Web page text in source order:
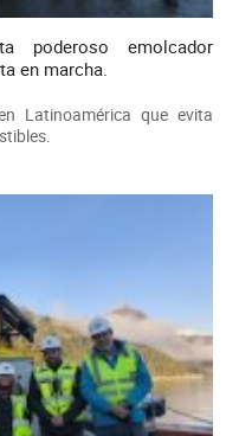
poderoso emolcador
en marcha.
Latinoamérica que evita